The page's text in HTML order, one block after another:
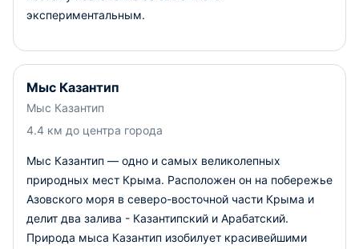
экспериментальным.
Мыс Казантип
Мыс Казантип
4.4 км до центра города
Мыс Казантип — одно и самых великолепных
природных мест Крыма. Расположен он на побережье
Азовского моря в северо-восточной части Крыма и
делит два залива - Казантипский и Арабатский.
Природа мыса Казантип изобилует красивейшими